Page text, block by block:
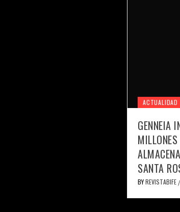
ACTUALIDAD
GENNEIA
SANTA
BYREVISTABIFE /